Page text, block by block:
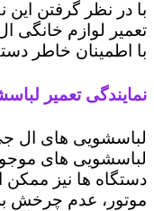
با در نظر گرفتن این
تعمیر لوازم خانگی
با اطمینان خاطر
نمایندگی تعمیر
لباسشویی های ال
لباسشویی های موجود
دستگاه ها نیز ممکن
موتور، عدم چرخش